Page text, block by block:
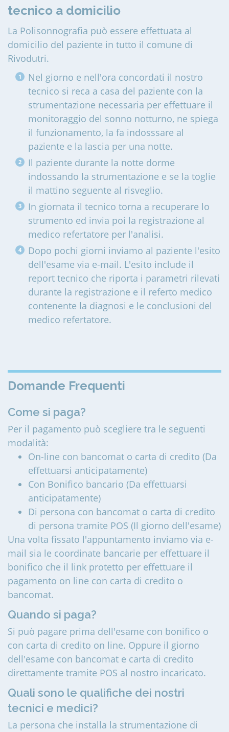
tecnico a domicilio
La Polisonnografia può essere effettuata al
domicilio del paziente in tutto il comune di
Rivodutri.
Nel giorno e nell'ora concordati il nostro
tecnico si reca a casa del paziente con la
strumentazione necessaria per effettuare il
monitoraggio del sonno notturno, ne spiega
il funzionamento, la fa indosssare al
paziente e la lascia per una notte.
Il paziente durante la notte dorme
indossando la strumentazione e se la toglie
il mattino seguente al risveglio.
In giornata il tecnico torna a recuperare lo
strumento ed invia poi la registrazione al
medico refertatore per l'analisi.
Dopo pochi giorni inviamo al paziente l'esito
dell'esame via e-mail. L'esito include il
report tecnico che riporta i parametri rilevati
durante la registrazione e il referto medico
contenente la diagnosi e le conclusioni del
medico refertatore.
Domande Frequenti
Come si paga?
Per il pagamento può scegliere tra le seguenti
modalità:
On-line con bancomat o carta di credito (Da
effettuarsi anticipatamente)
Con Bonifico bancario (Da effettuarsi
anticipatamente)
Di persona con bancomat o carta di credito
di persona tramite POS (Il giorno dell'esame)
Una volta fissato l'appuntamento inviamo via e-
mail sia le coordinate bancarie per effettuare il
bonifico che il link protetto per effettuare il
pagamento on line con carta di credito o
bancomat.
Quando si paga?
Si può pagare prima dell'esame con bonifico o
con carta di credito on line. Oppure il giorno
dell'esame con bancomat e carta di credito
direttamente tramite POS al nostro incaricato.
Quali sono le qualifiche dei nostri
tecnici e medici?
La persona che installa la strumentazione di